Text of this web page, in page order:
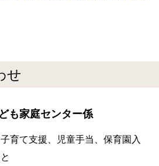
せ
も家庭センター係
育て支援、児童手当、保育園入